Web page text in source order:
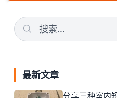
最新文章